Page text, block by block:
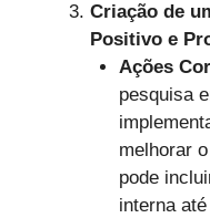
Criação de
Positivo e
Ações
pesquisa
melhorar
pode
interna